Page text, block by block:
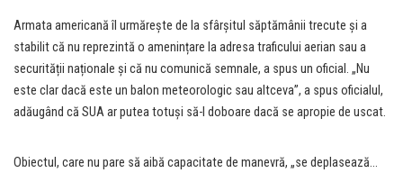
Armata americană îl urmărește de la sfârșitul săptămânii trecute și a
stabilit că nu reprezintă o amenințare la adresa traficului aerian sau a
securității naționale și că nu comunică semnale, a spus un oficial. „Nu
este clar dacă este un balon meteorologic sau altceva”, a spus oficialul,
adăugând că SUA ar putea totuși să-l doboare dacă se apropie de uscat.
Obiectul, care nu pare să aibă capacitate de manevră, „se deplasează…